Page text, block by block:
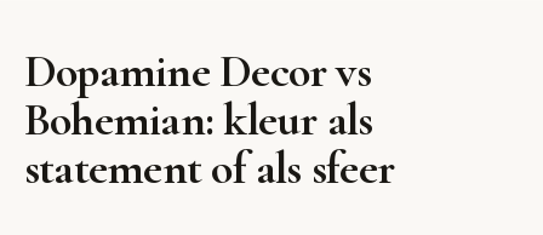
Dopamine
Decor
Felle kleuren en vrolijke
prints voor positieve
energie
Vrij, kleurrijk en vol
karakter met wereldse
Dopamine Decor vs
Bohemian: kleur als
statement of als sfeer